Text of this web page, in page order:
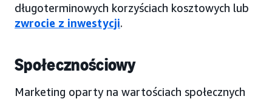
długoterminowych korzyściach kosztowych lub
zwrocie z inwestycji.
Społecznościowy
Marketing oparty na wartościach społecznych